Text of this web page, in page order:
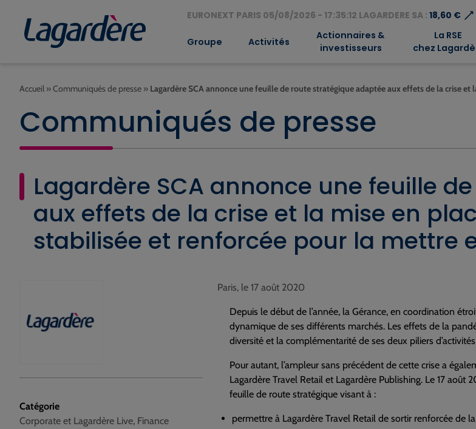
EURONEXT PARIS 05/08/2026 - 17:35:12 LAGARDERE SA : 18,60 €⟶
Groupe Activités
Actionnaires &
investisseurs
La RSE
chez
Accueil »Communiqués de presse » Lagardère SCA annonce une feuille de route stratégique adaptée aux effets de la crise
Communiqués de presse
Lagardère SCA annonce une feuille
aux effets de la crise et la mise en
stabilisée et renforcée pour la mettre
Catégorie
Corporate et Lagardère Live, Finance
Paris, le 17 août 2020
Depuis le début de l’année, la Gérance, en coordination
dynamique de ses différents marchés. Les effets de la
diversité et la complémentarité de ses deux piliers
Pour autant, l’ampleur sans précédent de cette crise a
Lagardère Travel Retail et Lagardère Publishing. Le 17
feuille de route stratégique visant à :
permettre à Lagardère Travel Retail de sortir renforcée de